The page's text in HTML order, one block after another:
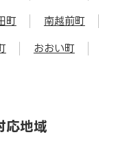
町 南越前町
おおい町
応地域